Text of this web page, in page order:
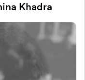
Khadra